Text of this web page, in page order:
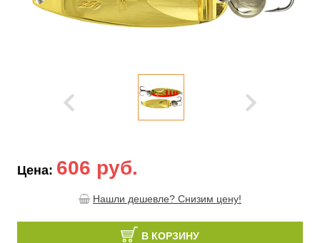
Цена: 606 руб.
Нашли дешевле? Снизим цену!
В КОРЗИНУ